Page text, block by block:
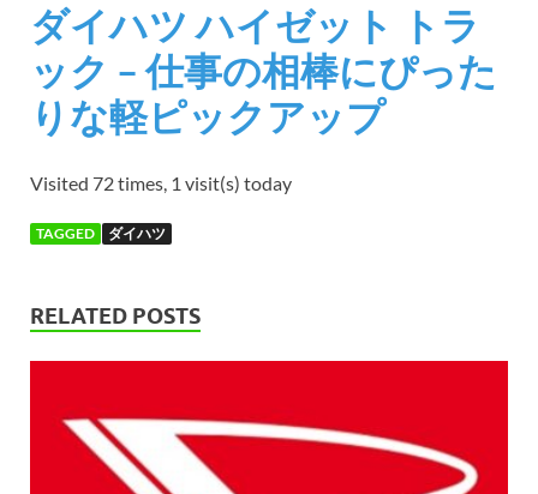
ダイハツ ハイゼット トラ
ック – 仕事の相棒にぴった
りな軽ピックアップ
Visited 72 times, 1 visit(s) today
TAGGED ダイハツ
RELATED POSTS